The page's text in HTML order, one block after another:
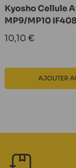
Kyosho Cellule
MP9/MP10
Prix
10,10 €
AJOUTER